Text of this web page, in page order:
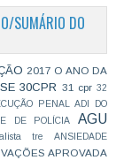
SUMÁRIO DO
2017 O ANO DA
30CPR 31 cpr 32
PENAL
ADI DO
DE POLÍCIA AGU
tre ANSIEDADE
APROVADA